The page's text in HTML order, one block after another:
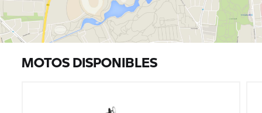
MOTOS DISPONIBLES